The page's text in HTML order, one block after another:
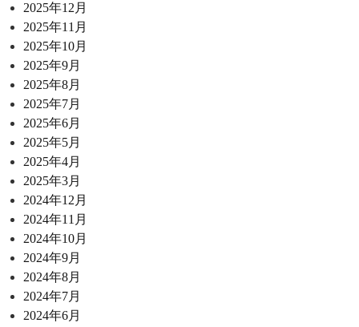
2025年12月
2025年11月
2025年10月
2025年9月
2025年8月
2025年7月
2025年6月
2025年5月
2025年4月
2025年3月
2024年12月
2024年11月
2024年10月
2024年9月
2024年8月
2024年7月
2024年6月